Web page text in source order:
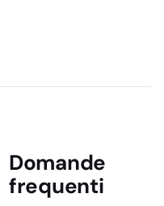
Domande
frequenti